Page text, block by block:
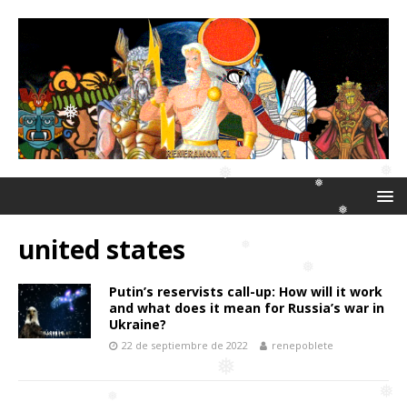
❅
❅
❅
❅
❅
united states
Putin’s reservists call-up: How will it work
and what does it mean for Russia’s war in
Ukraine?
22 de septiembre de 2022 renepoblete